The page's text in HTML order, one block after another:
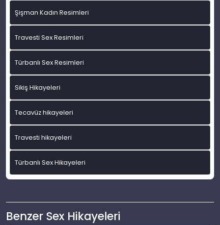
Şişman Kadın Resimleri
Travesti Sex Resimleri
Türbanlı Sex Resimleri
Sikiş Hikayeleri
Tecavüz hikayeleri
Travesti hikayeleri
Türbanlı Sex Hikayeleri
Benzer Sex Hikayeleri